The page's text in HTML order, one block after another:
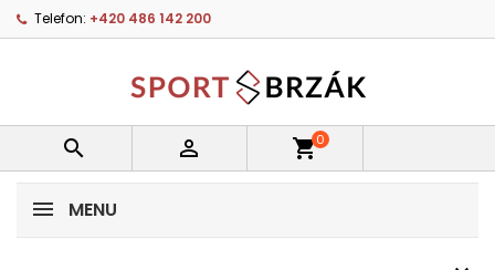
Telefon: +420 486 142 200
  shopping_cart0
MENU